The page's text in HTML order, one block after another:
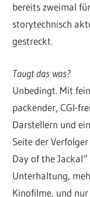
bereits zweimal
storytechnisch
gestreckt.
Taugt das was?
Unbedingt. Mit
packender, CGI-
Darstellern und
Seite der
Day of the
Unterhaltung,
Kinofilme, und